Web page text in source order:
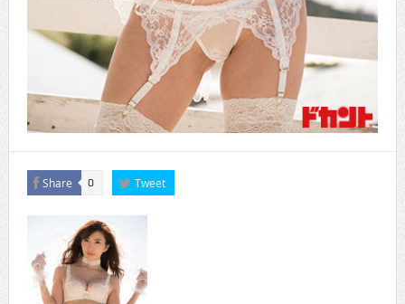
Share 0 Tweet